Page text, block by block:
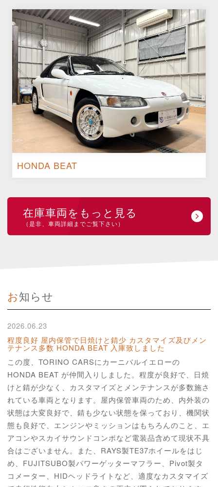
HONDA BEAT
在庫車両をもっと見る
（是非、車両詳細までご覧下さい）
お知らせ
2026.06.23
程度良好 屋内保管で日焼けと錆少 カスタマイズ及びメン
テナンス多数 HONDA BEAT 入庫致しました
この度、TORINO CARSにカーニバルイエローの
HONDA BEAT が仲間入りしました。程度が良好で、日焼
けと錆が少なく、カスタマイズとメンテナンスが多数施さ
れている車両となります。屋内保管車両のため、内外装の
状態は大変良好で、錆も少ない状態を保っており、機関状
態も良好で、エンジンやミッションはもちろんのこと、エ
アコンやスカイサウンドコンポなど電装品含めて現状不具
合はございません。また、RAYS製TE37ホイールをはじ
め、FUJITSUBO製パワーゲッターマフラー、Pivot製タ
コメーター、HIDヘッドライトなど、適度なカスタマイズ